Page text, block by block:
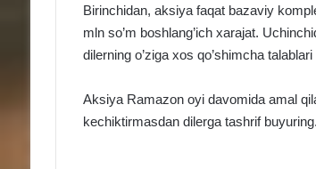
Birinchidan, aksiya faqat bazaviy
mln so’m boshlang’ich xarajat.
dilerning o’ziga xos qo’shimcha
Aksiya Ramazon oyi davomida amal
kechiktirmasdan dilerga tashrif buyuring.